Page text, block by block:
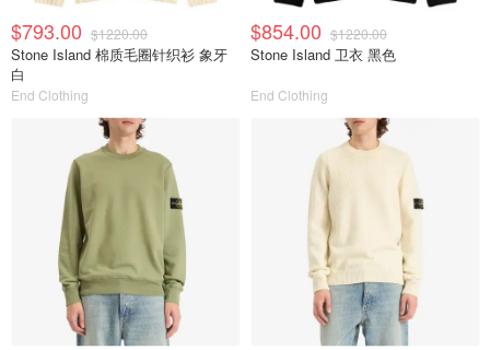
$793.00 $1220.00
Stone Island 棉质毛圈针织衫 象牙
白
End Clothing
$854.00 $1220.00
Stone Island 卫衣 黑色
End Clothing